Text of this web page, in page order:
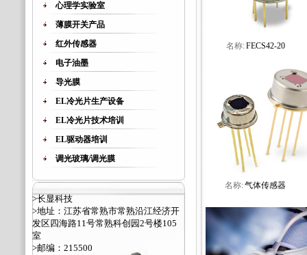
心理学实验室
薄膜开关产品
红外传感器
电子油墨
导光膜
EL冷光片生产设备
EL冷光片技术培训
EL驱动器培训
调光玻璃/调光膜
>长显科技
>地址：江苏省常熟市常熟沿江经济开
发区四海路11号常熟科创园2号楼105
室
>邮编：215500
名称:FECS42-20
名称:气体传感器